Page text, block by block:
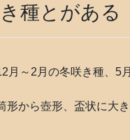
種とがある
月～2月の冬咲き種、5
形から壺形、盃状に大